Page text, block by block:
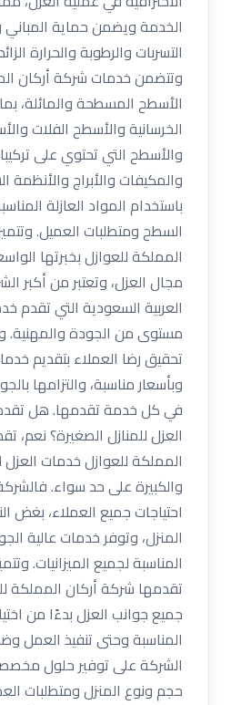
الخدمة ويضمن حماية
التسربات والرطوبة والحرارة
وتتضمن خدمات شركة أركان
الأسطح المسطحة والمائلة،
الخرسانية والأسطح الفلات
والأسطح التي تحتوي على
والمكيفات والأبراج
باستخدام المواد العازلة
السطح ومتطلبات العميل.
المملكة للعوازل بخبرتها
مجال العزل، وتعتبر من أكبر
العربية السعودية التي تقدم
مستوى من الجودة والمهنية.
تحقيق رضا العملاء بتقديم
وبأسعار مناسبة، والتزامها
في كل خدمة تقدمها. هل
العزل للمنازل الصغيرة؟ نعم،
المملكة للعوازل خدمات العزل
والكبيرة على حد سواء.
احتياجات جميع العملاء، بغض
المنزل، وتوفر خدمات عالية
المناسبة لجميع الميزانيات.
تقدمها شركة أركان المملكة
جميع جوانب العزل بدءًا من
المناسبة وحتى تنفيذ العمل
الشركة على توفير حلول
حجم ونوع المنزل ومتطلبات